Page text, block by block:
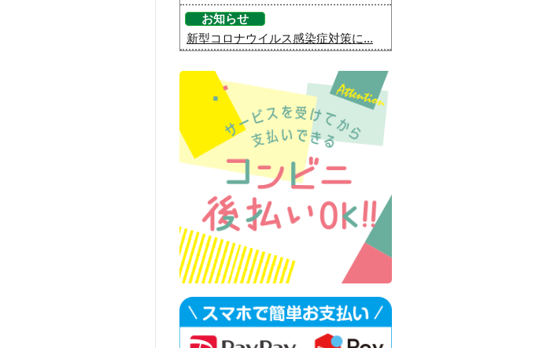
お知らせ
新型コロナウイルス感染症対策に...